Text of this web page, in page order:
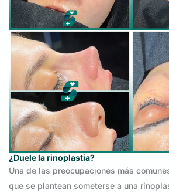
¿Duele la rinoplastia?
Una de las preocupaciones más
que se plantean someterse a una